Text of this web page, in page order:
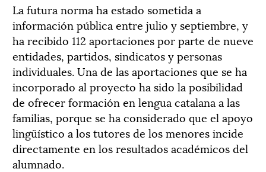
La futura norma ha estado sometida a
información pública entre julio y septiembre, y
ha recibido 112 aportaciones por parte de nueve
entidades, partidos, sindicatos y personas
individuales. Una de las aportaciones que se ha
incorporado al proyecto ha sido la posibilidad
de ofrecer formación en lengua catalana a las
familias, porque se ha considerado que el apoyo
lingüístico a los tutores de los menores incide
directamente en los resultados académicos del
alumnado.